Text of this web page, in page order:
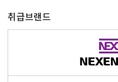
취급브랜드